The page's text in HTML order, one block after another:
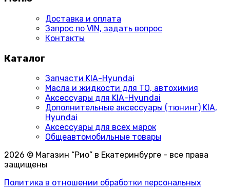
Доставка и оплата
Запрос по VIN, задать вопрос
Контакты
Каталог
Запчасти KIA-Hyundai
Масла и жидкости для ТО, автохимия
Аксессуары для KIA-Hyundai
Дополнительные аксессуары (тюнинг) KIA,
Hyundai
Аксессуары для всех марок
Общеавтомобильные товары
2026 © Магазин “Рио” в Екатеринбурге - все права
защищены
Политика в отношении обработки персональных